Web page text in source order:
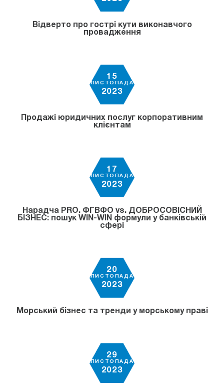
Відверто про гострі кути виконавчого
провадження
15
ЛИСТОПАДА
2023
Продажі юридичних послуг корпоративним
клієнтам
17
ЛИСТОПАДА
2023
Нарадча PRO. ФГВФО vs. ДОБРОСОВІСНИЙ
БІЗНЕС: пошук WIN-WIN формули у банківській
сфері
20
ЛИСТОПАДА
2023
Морський бізнес та тренди у морському праві
29
ЛИСТОПАДА
2023